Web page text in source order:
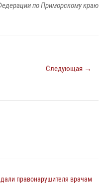
по Приморскому краю
Следующая →
правонарушителя врачам